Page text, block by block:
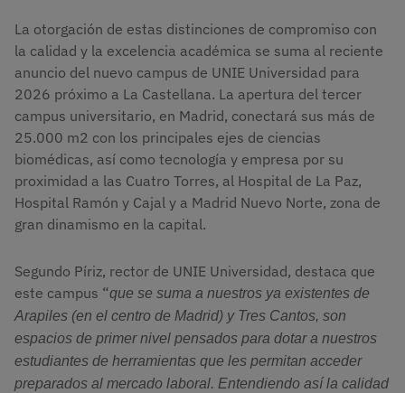
La otorgación de estas distinciones de compromiso con
la calidad y la excelencia académica se suma al reciente
anuncio del nuevo campus de UNIE Universidad para
2026 próximo a La Castellana. La apertura del tercer
campus universitario, en Madrid, conectará sus más de
25.000 m2 con los principales ejes de ciencias
biomédicas, así como tecnología y empresa por su
proximidad a las Cuatro Torres, al Hospital de La Paz,
Hospital Ramón y Cajal y a Madrid Nuevo Norte, zona de
gran dinamismo en la capital.
Segundo Píriz, rector de UNIE Universidad, destaca que
este campus “que se suma a nuestros ya existentes de
Arapiles (en el centro de Madrid) y Tres Cantos, son
espacios de primer nivel pensados para dotar a nuestros
estudiantes de herramientas que les permitan acceder
preparados al mercado laboral. Entendiendo así la calidad